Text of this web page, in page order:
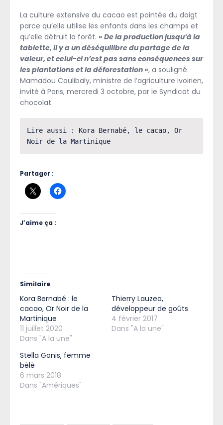
La culture extensive du cacao est pointée du doigt
parce qu’elle utilise les enfants dans les champs et
qu’elle détruit la forêt. « De la production jusqu’à la
tablette, il y a un déséquilibre du partage de la
valeur, et celui-ci n’est pas sans conséquences sur
les plantations et la déforestation », a souligné
Mamadou Coulibaly, ministre de l’agriculture ivoirien,
invité à Paris, mercredi 3 octobre, par le Syndicat du
chocolat.
Lire aussi : Kora Bernabé, le cacao, Or
Noir de la Martinique
Partager :
J’aime ça :
Similaire
Kora Bernabé : le
cacao, Or Noir de la
Martinique
11 juillet 2020
Dans "A la une"
Thierry Lauzea,
développeur de goûts
4 février 2017
Dans "A la une"
Stella Gonis, femme
bèlè
6 mars 2018
Dans "Amériques"